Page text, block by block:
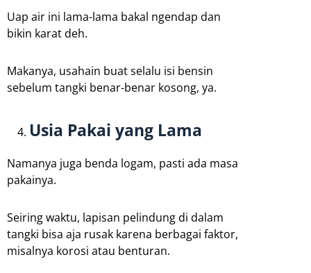
Uap air ini lama-lama bakal ngendap dan
bikin karat deh.
Makanya, usahain buat selalu isi bensin
sebelum tangki benar-benar kosong, ya.
Usia Pakai yang Lama
Namanya juga benda logam, pasti ada masa
pakainya.
Seiring waktu, lapisan pelindung di dalam
tangki bisa aja rusak karena berbagai faktor,
misalnya korosi atau benturan.